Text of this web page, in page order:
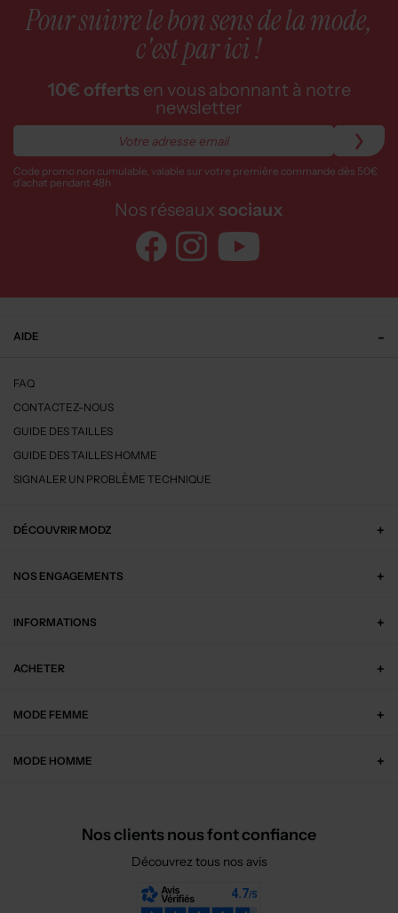
Pour suivre le bon sens de la mode,
c'est par ici !
10€ offerts en vous abonnant à notre
newsletter
Code promo non cumulable, valable sur votre première commande dès 50€
d’achat pendant 48h
Nos réseaux sociaux
AIDE
FAQ
CONTACTEZ-NOUS
GUIDE DES TAILLES
GUIDE DES TAILLES HOMME
SIGNALER UN PROBLÈME TECHNIQUE
DÉCOUVRIR MODZ
NOS ENGAGEMENTS
INFORMATIONS
ACHETER
MODE FEMME
MODE HOMME
Nos clients nous font confiance
Découvrez tous nos avis